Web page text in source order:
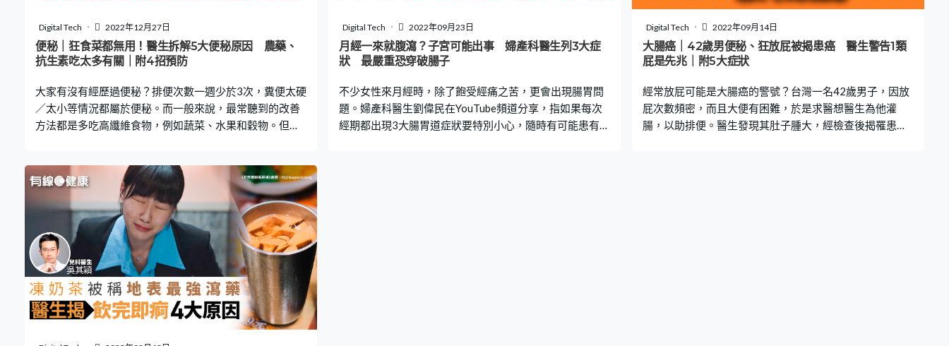
機會感染了寄生蟲。 感染寄生蟲症狀1：便秘 如果開始便
秘，卻找不到原因，罪魁禍首可能正是寄生蟲。寄生蟲會
刺激腸道，干擾消化，導致身體吸收的水份減少，從而引
胃炎，寄生蟲很大機會是一
來不及分泌消化，食物就已經快速通過體內被排出，導致
大便顏色呈綠色。如果之後顏色恢復為正常黃棕色，就無
大礙。但如果大便連續數天都是綠色的，就可能是被細菌
醫檢查。 2. 黑色 如果大便呈
在其Facebook專頁「思思醫師，陪你健康的好朋友」指
出，便秘的定義是指排便次數變少或排便困難的情況。一
個禮拜排便次數少於三次，或有其他排便問題像是疼痛、
肛裂都可以稱為便秘。 而若果想要改善便秘問題，最常的
仍未見有改善
Digital Tech 2022年12月27日
便秘｜狂食菜都無用！醫生拆解5大便秘原因 農藥、
抗生素吃太多有關｜附4招預防
大家有沒有經歷過便秘？排便次數一週少於3次，糞便太硬
／太小等情況都屬於便秘。而一般來說，最常聽到的改善
方法都是多吃高纖維食物，例如蔬菜、水果和穀物。但為
困難，即看下文了解。 便秘影響情緒和食慾 台灣家醫科醫
師李思賢在其Facebook專頁「思思醫師，陪你健康的好朋
友」指，便秘的定義是指排便次數變少或排便困難的情
況。一個禮拜排便次數少於三次，或有其他排便問題像是
疼痛、肛裂都可以稱為便秘。李思賢說便秘是臨床上最常
見，同時最難處理的病症。若無法正常排便，大便會我們
在體內「腐爛」、製造有毒物質，不只影響情緒和食慾，
還會間接影響我們的其他健康。 5個原因致便秘 由於大便
有7成都是腸內菌的屍體，而腸內菌吃的是纖維，因此想要
改善便秘問題，最常的建議就是多吃纖維。可是有些人卻
Digital Tech 2022年09月23日
月經一來就腹瀉？子宮可能出事 婦產科醫生列3大症
狀 最嚴重恐穿破腸子
不少女性來月經時，除了飽受經痛之苦，更會出現腸胃問
題。婦產科醫生劉偉民在YouTube頻道分享，指如果每次
經期都出現3大腸胃道症狀要特別小心，隨時有可能患有子
Digital Tech 2022年09月14日
大腸癌｜42歲男便秘、狂放屁被揭患癌 醫生警告1類
屁是先兆｜附5大症狀
經常放屁可能是大腸癌的警號？台灣一名42歲男子，因放
屁次數頻密，而且大便有困難，於是求醫想醫生為他灌
腸，以助排便。醫生發現其肚子腫大，經檢查後揭罹患大